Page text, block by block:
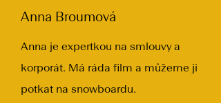
Anna Broumová
Anna je expertkou na smlouvy a
korporát. Má ráda film a můžeme ji
potkat na snowboardu.